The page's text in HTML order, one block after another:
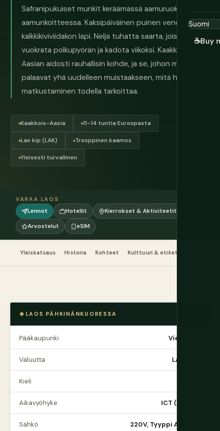
☕Buy
Safranipukuiset munkit keräämässä aamuruokaa
aamunkoitteessa. Kaksipäiväinen puinen veneretki
kalkkikiviviidakon läpi. Neljä tuhatta saarta, joissa voit
vuokrata polkupyörän ja kadota viikoksi. Kaakkois-
Aasian aidosti rauhallisin kohde, ja se, johon matkailijat
palaavat yhä uudelleen muistaakseen, mitä hidas
matkustaminen todella tarkoittaa.
Kaakkois-Aasia 11–14 tuntia Euroopasta
Lao kip (LAK) Trooppinen kaamos
Yleisesti turvallinen
VARAA LAOS
Lennot Hotellit
Kierrokset & Aktiviteetit
Arvostelut
eSIM
Yleiskatsaus Historia Kohteet Kulttuuri & etiketti
LAOS PÄHKINÄNKUORESSA
Pääkaupunki Vientiane
Valuutta LAK (kip)
Kieli
Aikavyöhyke ICT (UTC+7)
Sähkö 220V, Tyyppi A/B/C/F